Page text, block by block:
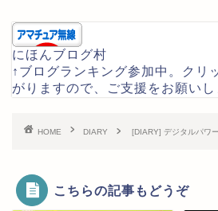
にほんブログ村
↑ブログランキング参加中。クリ
がりますので、ご支援をお願いし
HOME DIARY [DIARY] デジタルパワ
こちらの記事もどうぞ